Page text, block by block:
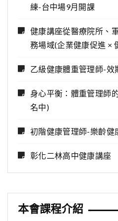
練-台中場9月開課
健康講座從醫療院所、
務場域(企業健康促進 ×
乙級健康體重管理師-效
身心平衡：體重管理師
名中)
初階健康管理師-樂齡健
彰化二林高中健康講座
本會課程介紹